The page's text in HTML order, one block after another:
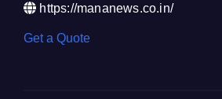
https://mananews.co.in/
Get a Quote